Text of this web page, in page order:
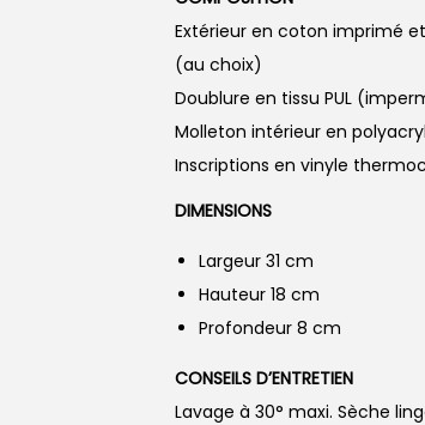
Extérieur en coton imprimé
(au choix)
Doublure en tissu PUL
Molleton intérieur en
Inscriptions en vinyle
DIMENSIONS
Largeur 31 cm
Hauteur 18 cm
Profondeur 8 cm
CONSEILS D’ENTRETIEN
Lavage à 30° maxi. Sèche